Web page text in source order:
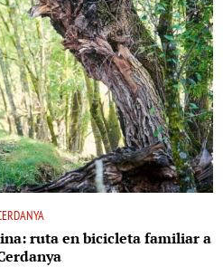
ruta en bicicleta familiar a